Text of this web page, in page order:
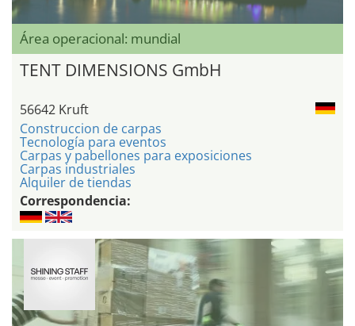
Área operacional: mundial
TENT DIMENSIONS GmbH
56642 Kruft
Construccion de carpas
Tecnología para eventos
Carpas y pabellones para exposiciones
Carpas industriales
Alquiler de tiendas
Correspondencia: